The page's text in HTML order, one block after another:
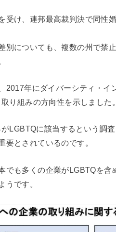
受け、連邦最高裁判決で同性
別についても、複数の州で禁
2017年にダイバーシティ・イ
り組みの方向性を示しました。
LGBTQに該当するという調
要とされているのです。
でも多くの企業がLGBTQを含
うです。